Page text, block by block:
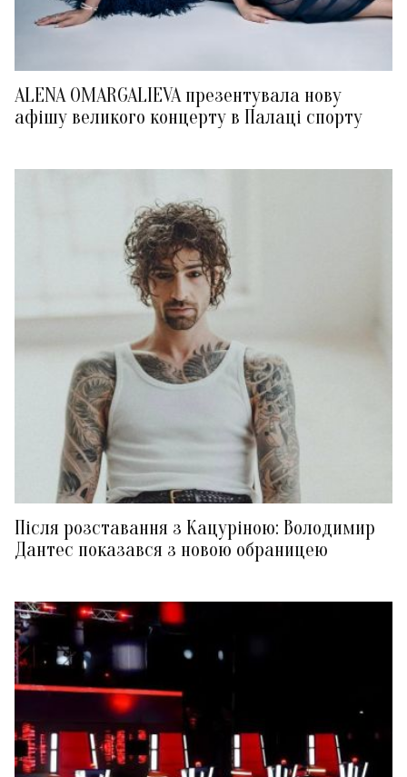
ALENA OMARGALIEVA презентувала нову
афішу великого концерту в Палаці спорту
Після розставання з Кацуріною: Володимир
Дантес показався з новою обраницею